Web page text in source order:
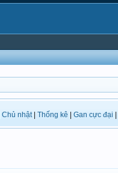
Chủ nhật| Thống kê Gan cực đại